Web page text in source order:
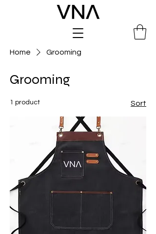
Home Grooming
Grooming
1 product Sort